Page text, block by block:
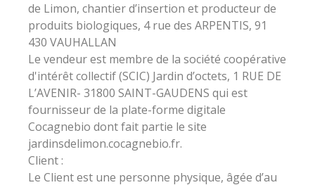
de Limon, chantier d’insertion et producteur de
produits biologiques, 4 rue des ARPENTIS, 91
430 VAUHALLAN
Le vendeur est membre de la société coopérative
d'intérêt collectif (SCIC) Jardin d’octets, 1 RUE DE
L’AVENIR- 31800 SAINT-GAUDENS qui est
fournisseur de la plate-forme digitale
Cocagnebio dont fait partie le site
jardinsdelimon.cocagnebio.fr.
Client :
Le Client est une personne physique, âgée d’au